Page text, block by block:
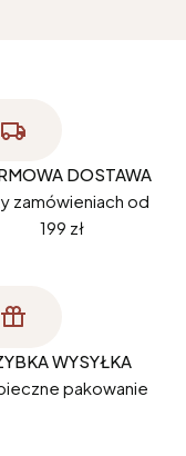
DOSTAWA
zamówieniach od
199 zł
WYSYŁKA
pakowanie